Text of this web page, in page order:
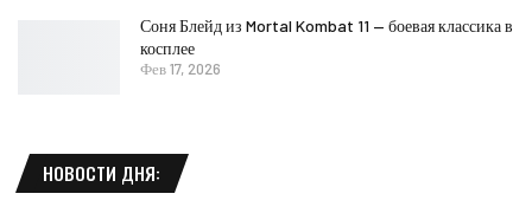
Соня Блейд из Mortal Kombat 11 — боевая классика в
косплее
Фев 17, 2026
НОВОСТИ ДНЯ: